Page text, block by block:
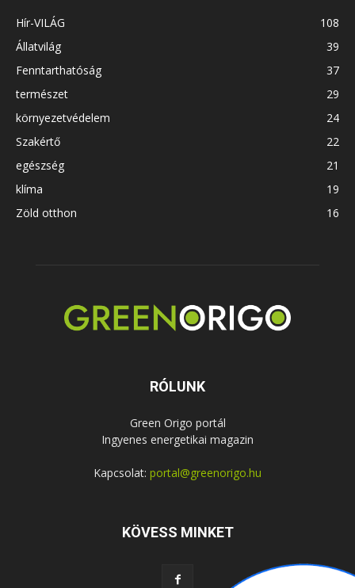
Hír-VILÁG
108
Állatvilág
39
Fenntarthatóság
37
természet
29
környezetvédelem
24
Szakértő
22
egészség
21
klíma
19
Zöld otthon
16
RÓLUNK
Green Origo portál
Ingyenes energetikai magazin
Kapcsolat: portal@greenorigo.hu
KÖVESS MINKET